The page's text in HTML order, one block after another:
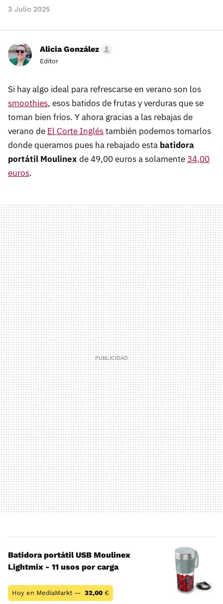
3 Julio 2025
Alicia González
Editor
Si hay algo ideal para refrescarse en verano son los
smoothies, esos batidos de frutas y verduras que se
toman bien fríos. Y ahora gracias a las rebajas de
verano de El Corte Ingléstambién podemos tomarlos
donde queramos pues ha rebajado esta batidora
portátil Moulinex de 49,00 euros a solamente 34,00
euros.
Batidora portátil USB Moulinex
Lightmix - 11 usos por carga
Hoy en MediaMarkt — 32,00 €